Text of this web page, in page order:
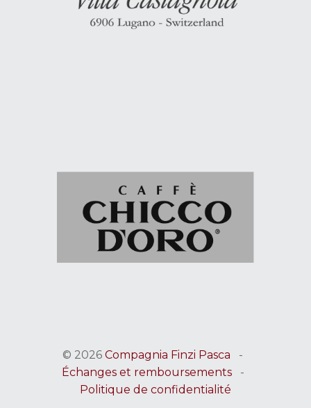
© 2026 Compagnia Finzi Pasca -
Échanges et remboursements-
Politique de confidentialité